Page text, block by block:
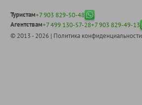
Туристам+7 903 829-50-48
Агентствам+7 499 130-57-28+7 903 829-49-13
© 2013 - 2026 | Политика конфиденциальности